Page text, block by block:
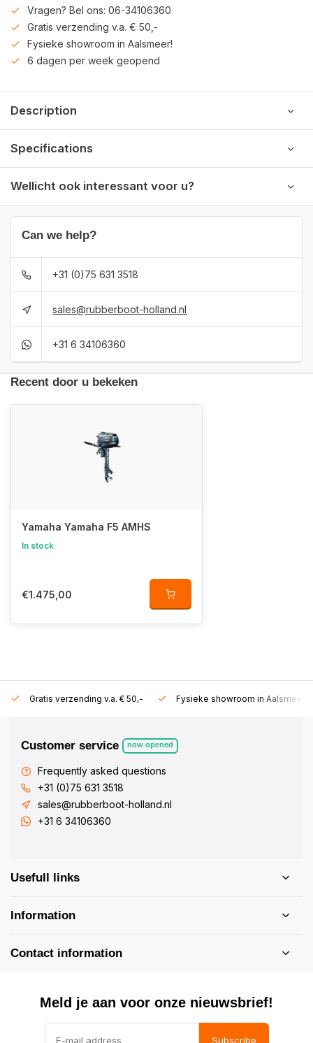
Vragen? Bel ons: 06-34106360
Gratis verzending v.a. € 50,-
Fysieke showroom in Aalsmeer!
6 dagen per week geopend
Description
Specifications
Wellicht ook interessant voor u?
Can we help?
+31 (0)75 631 3518
sales@rubberboot-holland.nl
+31 6 34106360
Recent door u bekeken
Yamaha Yamaha F5 AMHS
In stock
€1.475,00
Gratis verzending v.a. € 50,- Fysieke showroom in Aalsmeer!
Customer service now opened
Frequently asked questions
+31 (0)75 631 3518
sales@rubberboot-holland.nl
+31 6 34106360
Usefull links
Information
Contact information
Meld je aan voor onze nieuwsbrief!
Subscribe